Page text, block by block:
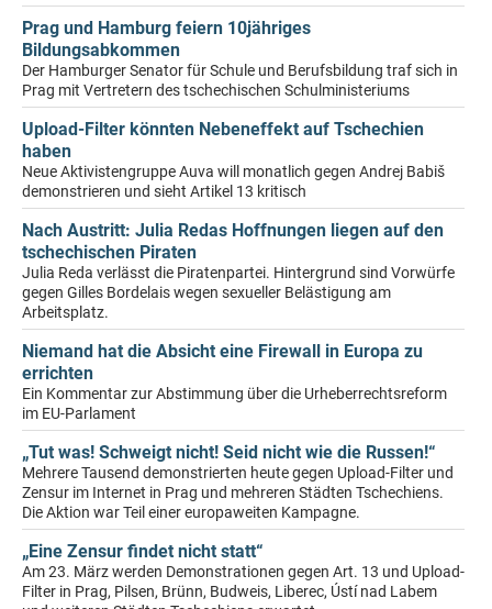
Prag und Hamburg feiern 10jähriges
Bildungsabkommen
Der Hamburger Senator für Schule und Berufsbildung traf sich in
Prag mit Vertretern des tschechischen Schulministeriums
Upload-Filter könnten Nebeneffekt auf Tschechien
haben
Neue Aktivistengruppe Auva will monatlich gegen Andrej Babiš
demonstrieren und sieht Artikel 13 kritisch
Nach Austritt: Julia Redas Hoffnungen liegen auf den
tschechischen Piraten
Julia Reda verlässt die Piratenpartei. Hintergrund sind Vorwürfe
gegen Gilles Bordelais wegen sexueller Belästigung am
Arbeitsplatz.
Niemand hat die Absicht eine Firewall in Europa zu
errichten
Ein Kommentar zur Abstimmung über die Urheberrechtsreform
im EU-Parlament
„Tut was! Schweigt nicht! Seid nicht wie die Russen!“
Mehrere Tausend demonstrierten heute gegen Upload-Filter und
Zensur im Internet in Prag und mehreren Städten Tschechiens.
Die Aktion war Teil einer europaweiten Kampagne.
„Eine Zensur findet nicht statt“
Am 23. März werden Demonstrationen gegen Art. 13 und Upload-
Filter in Prag, Pilsen, Brünn, Budweis, Liberec, Ústí nad Labem